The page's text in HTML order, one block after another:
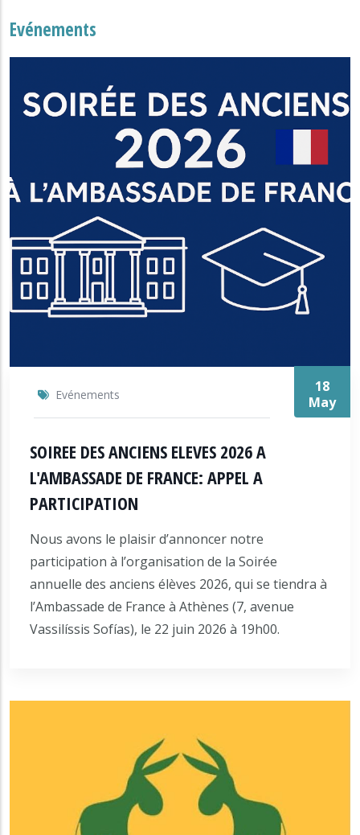
Evénements
Evénements
18
May
SOIREE DES ANCIENS ELEVES 2026 A
L'AMBASSADE DE FRANCE: APPEL A
PARTICIPATION
Nous avons le plaisir d’annoncer notre
participation à l’organisation de la Soirée
annuelle des anciens élèves 2026, qui se tiendra à
l’Ambassade de France à Athènes (7, avenue
Vassilíssis Sofías), le 22 juin 2026 à 19h00.